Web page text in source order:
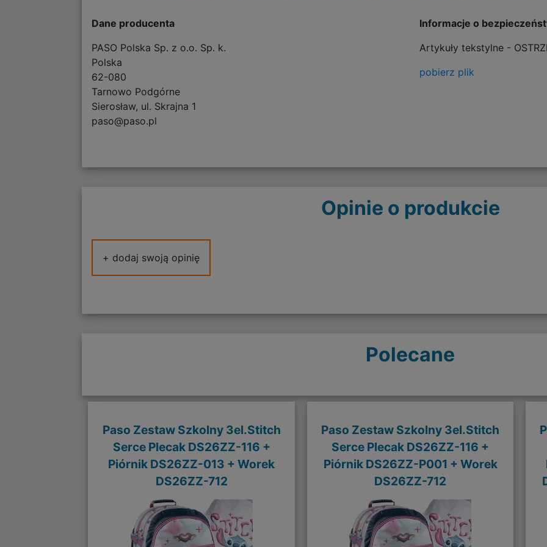
Dane producenta
PASO Polska Sp. z o.o. Sp. k.
Polska
62-080
Tarnowo Podgórne
Sierosław, ul. Skrajna 1
paso@paso.pl
Informacje o
Artykuły tekstylne -
pobierz plik
Opinie o produkcie
+ dodaj swoją opinię
Polecane
Paso Zestaw Szkolny 3el.Stitch
Serce Plecak DS26ZZ-116 +
Piórnik DS26ZZ-013 + Worek
DS26ZZ-712
Paso Zestaw Szkolny 3el.Stitch
Serce Plecak DS26ZZ-116 +
Piórnik DS26ZZ-P001 + Worek
DS26ZZ-712